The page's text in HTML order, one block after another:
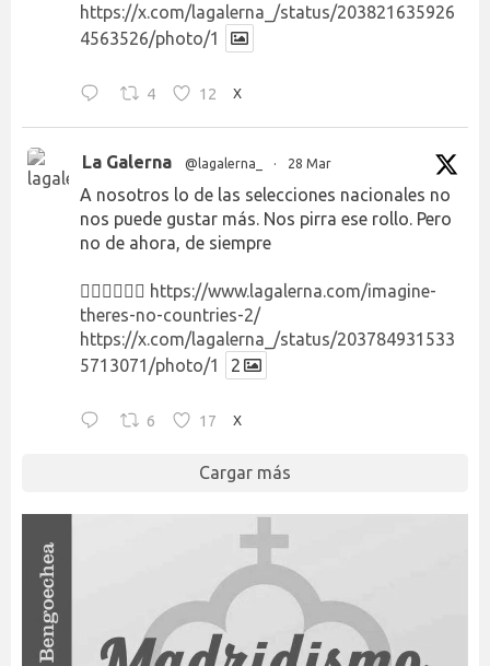
https://x.com/lagalerna_/status/203821635926
4563526/photo/1
4 12 X
La Galerna @lagalerna_ · 28 Mar
A nosotros lo de las selecciones nacionales no
nos puede gustar más. Nos pirra ese rollo. Pero
no de ahora, de siempre
👉🏻👉🏻👉🏻 https://www.lagalerna.com/imagine-
theres-no-countries-2/
https://x.com/lagalerna_/status/203784931533
5713071/photo/1
2
6 17 X
Cargar más